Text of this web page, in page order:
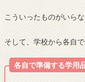
こういったものがいらな
そして、学校から各自
各自で準備する学用